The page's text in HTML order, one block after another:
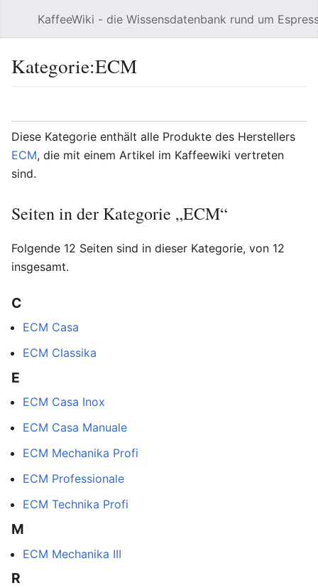
KaffeeWiki - die Wissensdatenbank rund um
Kategorie:ECM
Diese Kategorie enthält alle Produkte des Herstellers
ECM, die mit einem Artikel im Kaffeewiki vertreten
sind.
Seiten in der Kategorie „ECM“
Folgende 12 Seiten sind in dieser Kategorie, von 12
insgesamt.
C
ECM Casa
ECM Classika
E
ECM Casa Inox
ECM Casa Manuale
ECM Mechanika Profi
ECM Professionale
ECM Technika Profi
M
ECM Mechanika III
R